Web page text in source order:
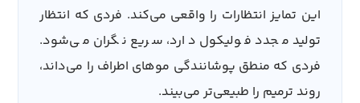
این تمایز انتظارات را واقعی می‌کند. فردی که انتظار
تولید مجدد فولیکول دارد، سریع نگران می‌شود.
فردی که منطق پوشانندگی موهای اطراف را می‌داند،
روند ترمیم را طبیعی‌تر می‌بیند.